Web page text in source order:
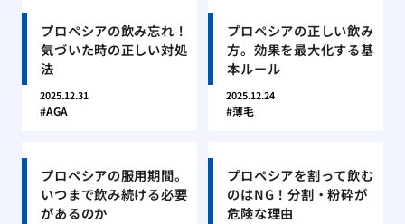
プロペシアの飲み忘れ！
気づいた時の正しい対処
法
2025.12.31
AGA
プロペシアの正しい飲み
方。効果を最大化する基
本ルール
2025.12.24
薄毛
プロペシアの服用期間。
いつまで飲み続ける必要
があるのか
プロペシアを割って飲む
のはNG！分割・粉砕が
危険な理由